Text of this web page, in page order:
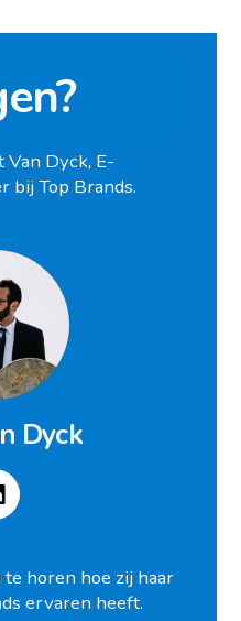
Van Dyck, E-
bij Top Brands.
Dyck
horen hoe zij haar
ervaren heeft.